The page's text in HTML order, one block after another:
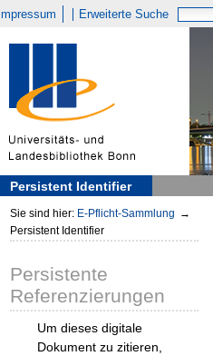
Impressum Erweiterte Suche
Persistent Identifier
Sie sind hier: E-Pflicht-Sammlung →
Persistent Identifier
Persistente
Referenzierungen
Um dieses digitale
Dokument zu zitieren,